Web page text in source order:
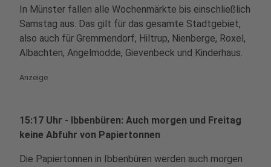
In Münster fallen alle Wochenmärkte bis einschließlich
Samstag aus. Das gilt für das gesamte Stadtgebiet,
also auch für Gremmendorf, Hiltrup, Nienberge, Roxel,
Albachten, Angelmodde, Gievenbeck und Kinderhaus.
Anzeige
15:17 Uhr - Ibbenbüren: Auch morgen und Freitag
keine Abfuhr von Papiertonnen
Die Papiertonnen in Ibbenbüren werden auch morgen